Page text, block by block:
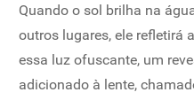
Quando o sol brilha na
outros lugares, ele refletirá
essa luz ofuscante, um
adicionado à lente,